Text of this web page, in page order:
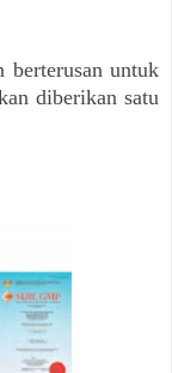
berterusan untuk
diberikan satu